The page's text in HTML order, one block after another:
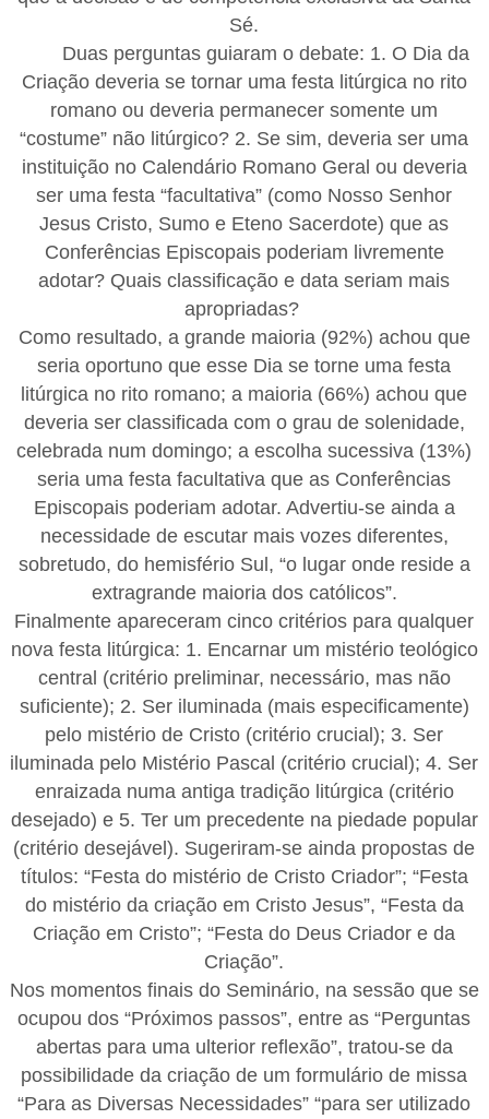
Sé.
Duas perguntas guiaram o debate: 1. O Dia da
Criação deveria se tornar uma festa litúrgica no rito
romano ou deveria permanecer somente um
“costume” não litúrgico? 2. Se sim, deveria ser uma
instituição no Calendário Romano Geral ou deveria
ser uma festa “facultativa” (como Nosso Senhor
Jesus Cristo, Sumo e Eteno Sacerdote) que as
Conferências Episcopais poderiam livremente
adotar? Quais classificação e data seriam mais
apropriadas?
Como resultado, a grande maioria (92%) achou que
seria oportuno que esse Dia se torne uma festa
litúrgica no rito romano; a maioria (66%) achou que
deveria ser classificada com o grau de solenidade,
celebrada num domingo; a escolha sucessiva (13%)
seria uma festa facultativa que as Conferências
Episcopais poderiam adotar. Advertiu-se ainda a
necessidade de escutar mais vozes diferentes,
sobretudo, do hemisfério Sul, “o lugar onde reside a
extragrande maioria dos católicos”.
Finalmente apareceram cinco critérios para qualquer
nova festa litúrgica: 1. Encarnar um mistério teológico
central (critério preliminar, necessário, mas não
suficiente); 2. Ser iluminada (mais especificamente)
pelo mistério de Cristo (critério crucial); 3. Ser
iluminada pelo Mistério Pascal (critério crucial); 4. Ser
enraizada numa antiga tradição litúrgica (critério
desejado) e 5. Ter um precedente na piedade popular
(critério desejável). Sugeriram-se ainda propostas de
títulos: “Festa do mistério de Cristo Criador”; “Festa
do mistério da criação em Cristo Jesus”, “Festa da
Criação em Cristo”; “Festa do Deus Criador e da
Criação”.
Nos momentos finais do Seminário, na sessão que se
ocupou dos “Próximos passos”, entre as “Perguntas
abertas para uma ulterior reflexão”, tratou-se da
possibilidade da criação de um formulário de missa
“Para as Diversas Necessidades” “para ser utilizado